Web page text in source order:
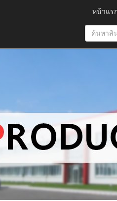
หน้าแร